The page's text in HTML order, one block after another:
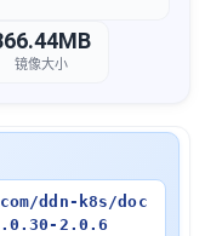
镜像大小
ddn-k8s/doc
2.0.6